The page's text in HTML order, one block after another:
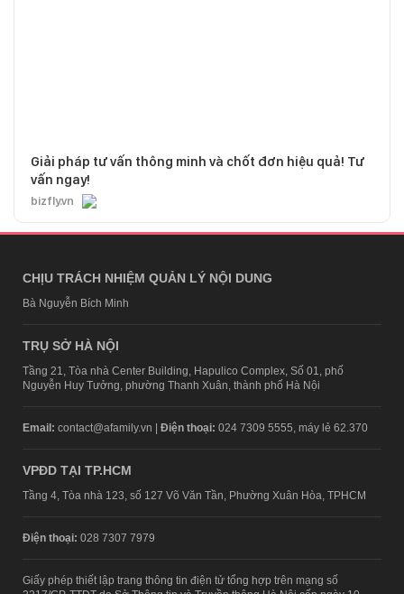
Giải pháp tư vấn thông minh và chốt đơn hiệu quả! Tư
vấn ngay!
bizfly.vn
CHỊU TRÁCH NHIỆM QUẢN LÝ NỘI DUNG
Bà Nguyễn Bích Minh
TRỤ SỞ HÀ NỘI
Tầng 21, Tòa nhà Center Building, Hapulico Complex, Số 01, phố
Nguyễn Huy Tưởng, phường Thanh Xuân, thành phố Hà Nội
Email: contact@afamily.vn | Điện thoại: 024 7309 5555, máy lẻ 62.370
VPĐD TẠI TP.HCM
Tầng 4, Tòa nhà 123, số 127 Võ Văn Tần, Phường Xuân Hòa, TPHCM
Điện thoại: 028 7307 7979
Giấy phép thiết lập trang thông tin điện tử tổng hợp trên mạng số